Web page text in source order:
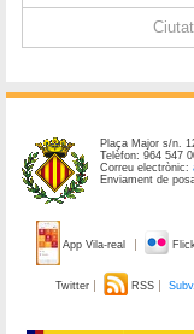
Plaça Major s/n.
Telèfon: 964 547
Correu electrònic:
Enviament de
App Vila-real
Twitter RSS